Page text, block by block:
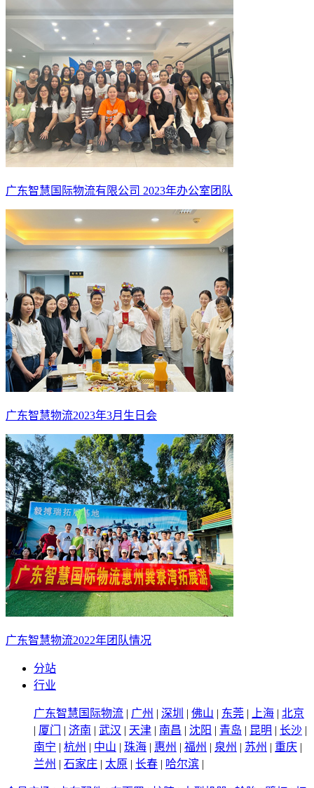
广东智慧国际物流有限公司 2023年办公室团队
广东智慧物流2023年3月生日会
广东智慧物流2022年团队情况
分站
行业
广东智慧国际物流 | 广州 | 深圳 | 佛山 | 东莞 | 上海 | 北京
| 厦门 | 济南 | 武汉 | 天津 | 南昌 | 沈阳 | 青岛 | 昆明 | 长沙 |
南宁 | 杭州 | 中山 | 珠海 | 惠州 | 福州 | 泉州 | 苏州 | 重庆 |
兰州 | 石家庄 | 太原 | 长春 | 哈尔滨 |